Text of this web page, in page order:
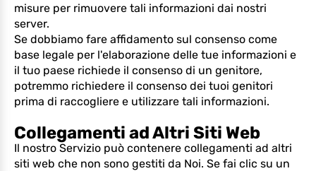
misure per rimuovere tali informazioni dai nostri
server.
Se dobbiamo fare affidamento sul consenso come
base legale per l'elaborazione delle tue informazioni e
il tuo paese richiede il consenso di un genitore,
potremmo richiedere il consenso dei tuoi genitori
prima di raccogliere e utilizzare tali informazioni.
Collegamenti ad Altri Siti Web
Il nostro Servizio può contenere collegamenti ad altri
siti web che non sono gestiti da Noi. Se fai clic su un